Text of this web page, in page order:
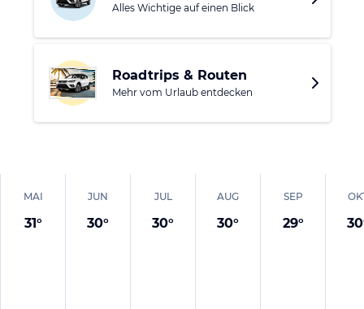
Alles Wichtige auf einen Blick
Roadtrips & Routen
Mehr vom Urlaub entdecken
MAI
31°
JUN
30°
JUL
30°
AUG
30°
SEP
29° 30